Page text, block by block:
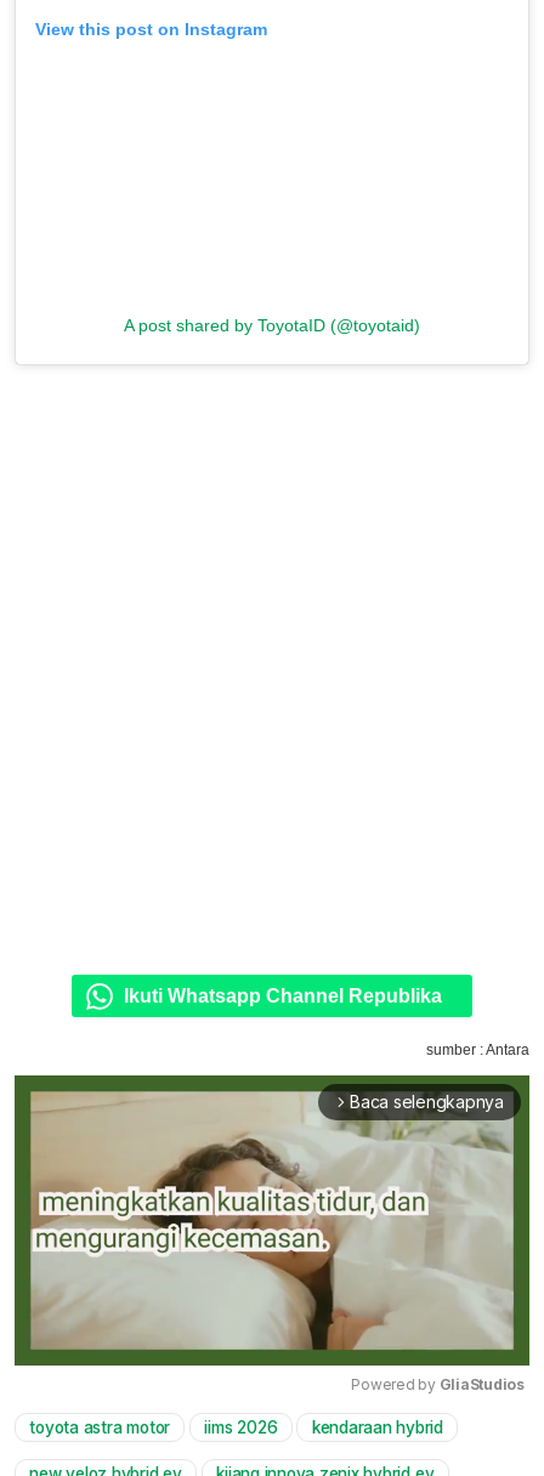
View this post on Instagram
A post shared by ToyotaID (@toyotaid)
Ikuti Whatsapp Channel Republika
sumber : Antara
arrow_forward_ios Baca selengkapnya
Mute
Powered by GliaStudios
toyota astra motor iims 2026 kendaraan hybrid